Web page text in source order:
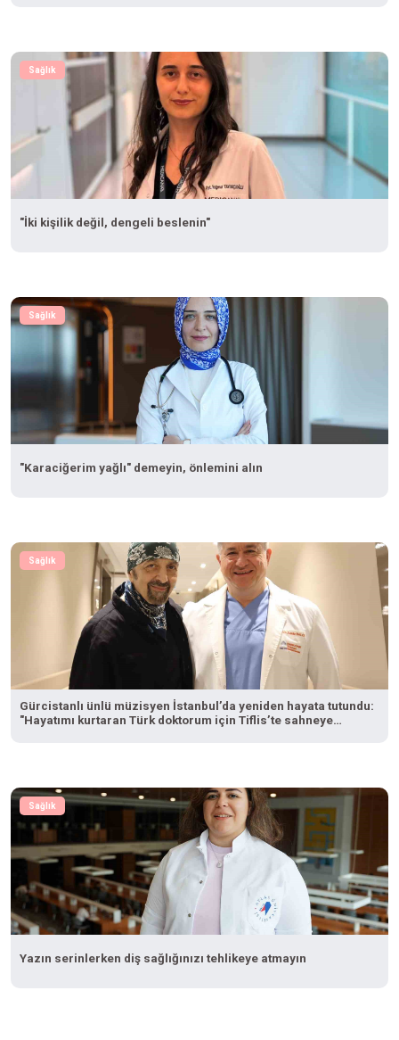
Sağlık
"İki kişilik değil, dengeli beslenin"
Sağlık
"Karaciğerim yağlı" demeyin, önlemini alın
Sağlık
Gürcistanlı ünlü müzisyen İstanbul’da yeniden hayata tutundu:
"Hayatımı kurtaran Türk doktorum için Tiflis’te sahneye
Sağlık
Yazın serinlerken diş sağlığınızı tehlikeye atmayın